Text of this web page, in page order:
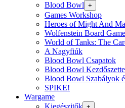
Blood Bowl +
Games Workshop
Heroes of Might And
Wolfenstein Board Game
World of Tanks: The
A Nagyfiúk
Blood Bowl Csapatok
Blood Bowl
Blood Bowl Szabályok
SPIKE!
Wargame
Kiegészitők